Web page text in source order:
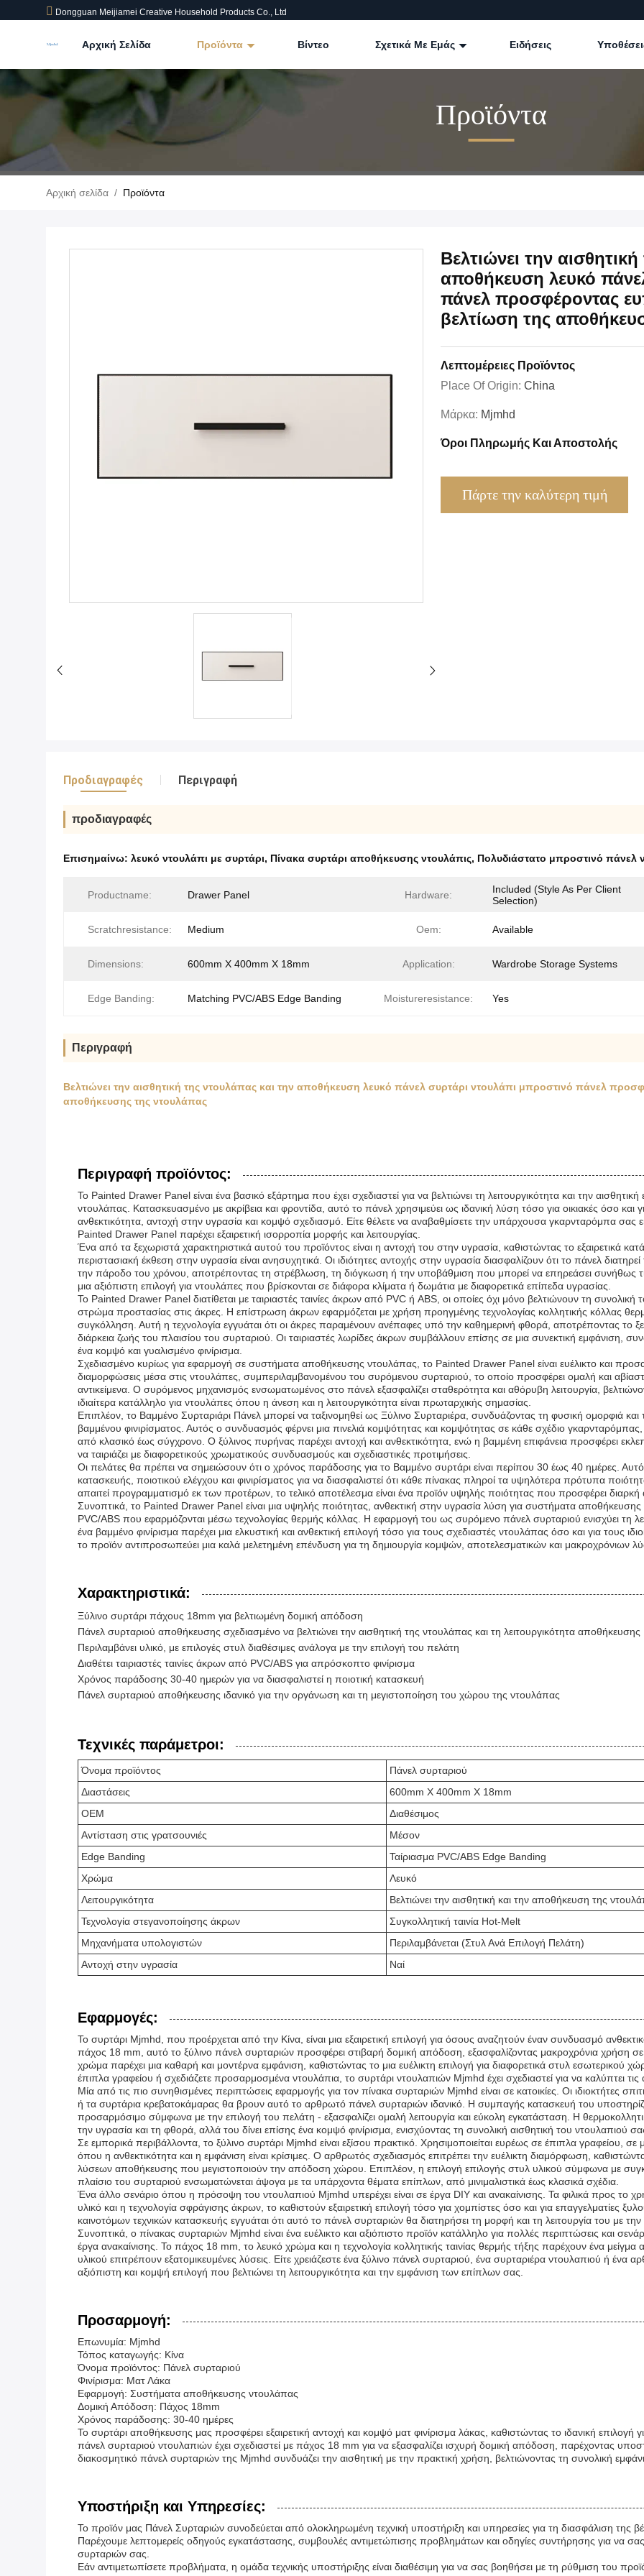
Dongguan Meijiamei Creative Household Products Co., Ltd
Αρχική Σελίδα Προϊόντα Βίντεο Σχετικά Με Εμάς Ειδήσεις
Προϊόντα
Αρχική σελίδα / Προϊόντα
Βελτιώνει την
αποθήκευση λευκό
πάνελ προσφέροντας
βελτίωση της
Λεπτομέρειες Προϊόντος
Place Of Origin: China
Μάρκα: Mjmhd
Όροι Πληρωμής Και Αποστολής
Πάρτε την καλύτερη τιμή
Προδιαγραφές Περιγραφή
προδιαγραφές
Επισημαίνω: λευκό ντουλάπι με συρτάρι, Πίνακα συρτάρι αποθήκευσης ντουλάπις, Πολυδιάστατο μπροστινό πάνελ
Productname: Drawer Panel Hardware:
Included (Style As Per Client
Selection)
Scratchresistance: Medium Oem: Available
Dimensions: 600mm X 400mm X 18mm Application: Wardrobe Storage Systems
Edge Banding: Matching PVC/ABS Edge Banding Moistureresistance: Yes
Περιγραφή
Βελτιώνει την αισθητική της ντουλάπας και την αποθήκευση λευκό πάνελ συρτάρι ντουλάπι μπροστινό πάνελ
αποθήκευσης της ντουλάπας
Περιγραφή προϊόντος:
Το Painted Drawer Panel είναι ένα βασικό εξάρτημα που έχει σχεδιαστεί για να βελτιώνει τη λειτουργικότητα και την
ντουλάπας. Κατασκευασμένο με ακρίβεια και φροντίδα, αυτό το πάνελ χρησιμεύει ως ιδανική λύση τόσο για οικιακές όσο
ανθεκτικότητα, αντοχή στην υγρασία και κομψό σχεδιασμό. Είτε θέλετε να αναβαθμίσετε την υπάρχουσα γκαρνταρόμπα σας
Painted Drawer Panel παρέχει εξαιρετική ισορροπία μορφής και λειτουργίας.
Ένα από τα ξεχωριστά χαρακτηριστικά αυτού του προϊόντος είναι η αντοχή του στην υγρασία, καθιστώντας το εξαιρετικά
περιστασιακή έκθεση στην υγρασία είναι ανησυχητικά. Οι ιδιότητες αντοχής στην υγρασία διασφαλίζουν ότι το πάνελ
την πάροδο του χρόνου, αποτρέποντας τη στρέβλωση, τη διόγκωση ή την υποβάθμιση που μπορεί να επηρεάσει συνήθως
μια αξιόπιστη επιλογή για ντουλάπες που βρίσκονται σε διάφορα κλίματα ή δωμάτια με διαφορετικά επίπεδα υγρασίας.
Το Painted Drawer Panel διατίθεται με ταιριαστές ταινίες άκρων από PVC ή ABS, οι οποίες όχι μόνο βελτιώνουν τη
στρώμα προστασίας στις άκρες. Η επίστρωση άκρων εφαρμόζεται με χρήση προηγμένης τεχνολογίας κολλητικής κόλλας
συγκόλληση. Αυτή η τεχνολογία εγγυάται ότι οι άκρες παραμένουν ανέπαφες υπό την καθημερινή φθορά, αποτρέποντας το
διάρκεια ζωής του πλαισίου του συρταριού. Οι ταιριαστές λωρίδες άκρων συμβάλλουν επίσης σε μια συνεκτική εμφάνιση,
ένα κομψό και γυαλισμένο φινίρισμα.
Σχεδιασμένο κυρίως για εφαρμογή σε συστήματα αποθήκευσης ντουλάπας, το Painted Drawer Panel είναι ευέλικτο και
διαμορφώσεις μέσα στις ντουλάπες, συμπεριλαμβανομένου του συρόμενου συρταριού, το οποίο προσφέρει ομαλή και
αντικείμενα. Ο συρόμενος μηχανισμός ενσωματωμένος στο πάνελ εξασφαλίζει σταθερότητα και αθόρυβη λειτουργία,
ιδιαίτερα κατάλληλο για ντουλάπες όπου η άνεση και η λειτουργικότητα είναι πρωταρχικής σημασίας.
Επιπλέον, το Βαμμένο Συρταριάρι Πάνελ μπορεί να ταξινομηθεί ως Ξύλινο Συρταριέρα, συνδυάζοντας τη φυσική ομορφιά
βαμμένου φινιρίσματος. Αυτός ο συνδυασμός φέρνει μια πινελιά κομψότητας και κομψότητας σε κάθε σχέδιο
από κλασικό έως σύγχρονο. Ο ξύλινος πυρήνας παρέχει αντοχή και ανθεκτικότητα, ενώ η βαμμένη επιφάνεια προσφέρει
να ταιριάζει με διαφορετικούς χρωματικούς συνδυασμούς και σχεδιαστικές προτιμήσεις.
Οι πελάτες θα πρέπει να σημειώσουν ότι ο χρόνος παράδοσης για το Βαμμένο συρτάρι είναι περίπου 30 έως 40 ημέρες. Αυτό
κατασκευής, ποιοτικού ελέγχου και φινιρίσματος για να διασφαλιστεί ότι κάθε πίνακας πληροί τα υψηλότερα πρότυπα
απαιτεί προγραμματισμό εκ των προτέρων, το τελικό αποτέλεσμα είναι ένα προϊόν υψηλής ποιότητας που προσφέρει διαρκή
Συνοπτικά, το Painted Drawer Panel είναι μια υψηλής ποιότητας, ανθεκτική στην υγρασία λύση για συστήματα αποθήκευσης
PVC/ABS που εφαρμόζονται μέσω τεχνολογίας θερμής κόλλας. Η εφαρμογή του ως συρόμενο πάνελ συρταριού ενισχύει τη
ένα βαμμένο φινίρισμα παρέχει μια ελκυστική και ανθεκτική επιλογή τόσο για τους σχεδιαστές ντουλάπας όσο και για τους
το προϊόν αντιπροσωπεύει μια καλά μελετημένη επένδυση για τη δημιουργία κομψών, αποτελεσματικών και μακροχρόνιων
Χαρακτηριστικά:
Ξύλινο συρτάρι πάχους 18mm για βελτιωμένη δομική απόδοση
Πάνελ συρταριού αποθήκευσης σχεδιασμένο να βελτιώνει την αισθητική της ντουλάπας και τη λειτουργικότητα αποθήκευσης
Περιλαμβάνει υλικό, με επιλογές στυλ διαθέσιμες ανάλογα με την επιλογή του πελάτη
Διαθέτει ταιριαστές ταινίες άκρων από PVC/ABS για απρόσκοπτο φινίρισμα
Χρόνος παράδοσης 30-40 ημερών για να διασφαλιστεί η ποιοτική κατασκευή
Πάνελ συρταριού αποθήκευσης ιδανικό για την οργάνωση και τη μεγιστοποίηση του χώρου της ντουλάπας
Τεχνικές παράμετροι:
Όνομα προϊόντος
Πάνελ συρταριού
Διαστάσεις
600mm X 400mm X 18mm
OEM
Διαθέσιμος
Αντίσταση στις γρατσουνιές
Μέσον
Edge Banding
Ταίριασμα PVC/ABS Edge Banding
Χρώμα
Λευκό
Λειτουργικότητα
Βελτιώνει την αισθητική και την αποθήκευση της
Τεχνολογία στεγανοποίησης άκρων
Συγκολλητική ταινία Hot-Melt
Μηχανήματα υπολογιστών
Περιλαμβάνεται (Στυλ Ανά Επιλογή Πελάτη)
Αντοχή στην υγρασία
Ναί
Εφαρμογές:
Το συρτάρι Mjmhd, που προέρχεται από την Κίνα, είναι μια εξαιρετική επιλογή για όσους αναζητούν έναν συνδυασμό
πάχος 18 mm, αυτό το ξύλινο πάνελ συρταριών προσφέρει στιβαρή δομική απόδοση, εξασφαλίζοντας μακροχρόνια χρήση
χρώμα παρέχει μια καθαρή και μοντέρνα εμφάνιση, καθιστώντας το μια ευέλικτη επιλογή για διαφορετικά στυλ εσωτερικού
έπιπλα γραφείου ή σχεδιάζετε προσαρμοσμένα ντουλάπια, το συρτάρι ντουλαπιών Mjmhd έχει σχεδιαστεί για να καλύπτει
Μία από τις πιο συνηθισμένες περιπτώσεις εφαρμογής για τον πίνακα συρταριών Mjmhd είναι σε κατοικίες. Οι ιδιοκτήτες
ή τα συρτάρια κρεβατοκάμαρας θα βρουν αυτό το αρθρωτό πάνελ συρταριών ιδανικό. Η συμπαγής κατασκευή του
προσαρμόσιμο σύμφωνα με την επιλογή του πελάτη - εξασφαλίζει ομαλή λειτουργία και εύκολη εγκατάσταση. Η
την υγρασία και τη φθορά, αλλά του δίνει επίσης ένα κομψό φινίρισμα, ενισχύοντας τη συνολική αισθητική του ντουλαπιού
Σε εμπορικά περιβάλλοντα, το ξύλινο συρτάρι Mjmhd είναι εξίσου πρακτικό. Χρησιμοποιείται ευρέως σε έπιπλα γραφείου,
όπου η ανθεκτικότητα και η εμφάνιση είναι κρίσιμες. Ο αρθρωτός σχεδιασμός επιτρέπει την ευέλικτη διαμόρφωση,
λύσεων αποθήκευσης που μεγιστοποιούν την απόδοση χώρου. Επιπλέον, η επιλογή επιλογής στυλ υλικού σύμφωνα με
πλαίσιο του συρταριού ενσωματώνεται άψογα με τα υπάρχοντα θέματα επίπλων, από μινιμαλιστικά έως κλασικά σχέδια.
Ένα άλλο σενάριο όπου η πρόσοψη του ντουλαπιού Mjmhd υπερέχει είναι σε έργα DIY και ανακαίνισης. Τα φιλικά προς το
υλικό και η τεχνολογία σφράγισης άκρων, το καθιστούν εξαιρετική επιλογή τόσο για χομπίστες όσο και για επαγγελματίες
καινοτόμων τεχνικών κατασκευής εγγυάται ότι αυτό το πάνελ συρταριών θα διατηρήσει τη μορφή και τη λειτουργία του με
Συνοπτικά, ο πίνακας συρταριών Mjmhd είναι ένα ευέλικτο και αξιόπιστο προϊόν κατάλληλο για πολλές περιπτώσεις και
έργα ανακαίνισης. Το πάχος 18 mm, το λευκό χρώμα και η τεχνολογία κολλητικής ταινίας θερμής τήξης παρέχουν ένα
υλικού επιτρέπουν εξατομικευμένες λύσεις. Είτε χρειάζεστε ένα ξύλινο πάνελ συρταριού, ένα συρταριέρα ντουλαπιού ή
αξιόπιστη και κομψή επιλογή που βελτιώνει τη λειτουργικότητα και την εμφάνιση των επίπλων σας.
Προσαρμογή:
Επωνυμία: Mjmhd
Τόπος καταγωγής: Κίνα
Όνομα προϊόντος: Πάνελ συρταριού
Φινίρισμα: Ματ Λάκα
Εφαρμογή: Συστήματα αποθήκευσης ντουλάπας
Δομική Απόδοση: Πάχος 18mm
Χρόνος παράδοσης: 30-40 ημέρες
Το συρτάρι αποθήκευσης μας προσφέρει εξαιρετική αντοχή και κομψό ματ φινίρισμα λάκας, καθιστώντας το ιδανική
πάνελ συρταριού ντουλαπιών έχει σχεδιαστεί με πάχος 18 mm για να εξασφαλίζει ισχυρή δομική απόδοση, παρέχοντας
διακοσμητικό πάνελ συρταριών της Mjmhd συνδυάζει την αισθητική με την πρακτική χρήση, βελτιώνοντας τη συνολική
Υποστήριξη και Υπηρεσίες:
Το προϊόν μας Πάνελ Συρταριών συνοδεύεται από ολοκληρωμένη τεχνική υποστήριξη και υπηρεσίες για τη διασφάλιση της
Παρέχουμε λεπτομερείς οδηγούς εγκατάστασης, συμβουλές αντιμετώπισης προβλημάτων και οδηγίες συντήρησης για να
συρταριών σας.
Εάν αντιμετωπίσετε προβλήματα, η ομάδα τεχνικής υποστήριξης είναι διαθέσιμη για να σας βοηθήσει με τη ρύθμιση του